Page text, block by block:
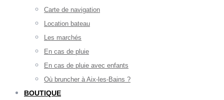
Carte de navigation
Location bateau
Les marchés
En cas de pluie
En cas de pluie avec enfants
Où bruncher à Aix-les-Bains ?
BOUTIQUE